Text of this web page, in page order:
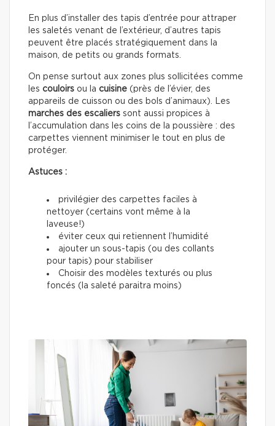
En plus d’installer des tapis d’entrée pour attraper
les saletés venant de l’extérieur, d’autres tapis
peuvent être placés stratégiquement dans la
maison, de petits ou grands formats.
On pense surtout aux zones plus sollicitées comme
les couloirs ou la cuisine (près de l’évier, des
appareils de cuisson ou des bols d’animaux). Les
marches des escaliers sont aussi propices à
l’accumulation dans les coins de la poussière : des
carpettes viennent minimiser le tout en plus de
protéger.
Astuces :
privilégier des carpettes faciles à
nettoyer (certains vont même à la
laveuse!)
éviter ceux qui retiennent l’humidité
ajouter un sous-tapis (ou des collants
pour tapis) pour stabiliser
Choisir des modèles texturés ou plus
foncés (la saleté paraitra moins)